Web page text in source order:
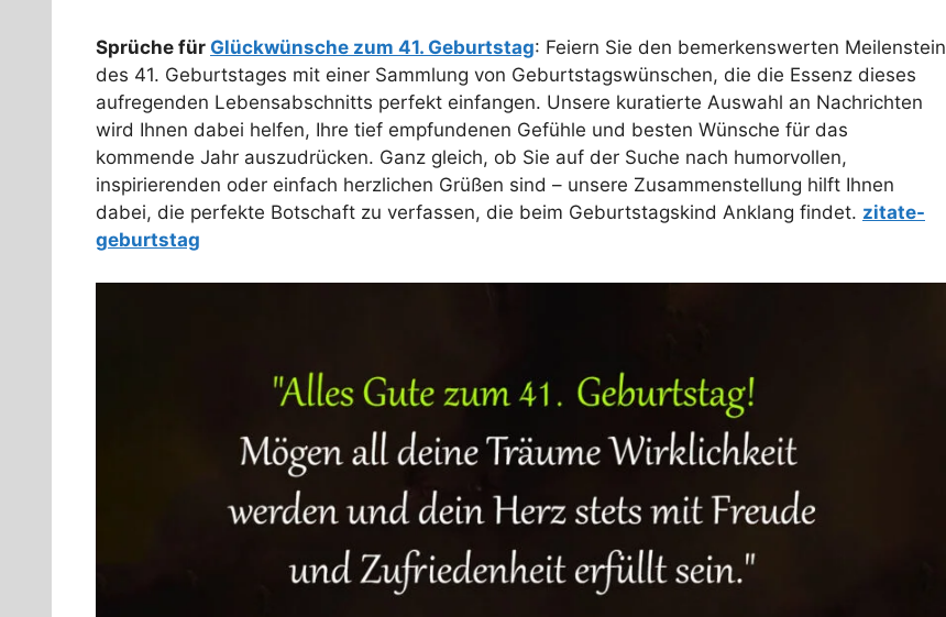
Sprüche für Glückwünsche zum 41. Geburtstag: Feiern Sie den bemerkenswerten Meilenstein
des 41. Geburtstages mit einer Sammlung von Geburtstagswünschen, die die Essenz dieses
aufregenden Lebensabschnitts perfekt einfangen. Unsere kuratierte Auswahl an Nachrichten
wird Ihnen dabei helfen, Ihre tief empfundenen Gefühle und besten Wünsche für das
kommende Jahr auszudrücken. Ganz gleich, ob Sie auf der Suche nach humorvollen,
inspirierenden oder einfach herzlichen Grüßen sind – unsere Zusammenstellung hilft Ihnen
dabei, die perfekte Botschaft zu verfassen, die beim Geburtstagskind Anklang findet. zitate-
geburtstag